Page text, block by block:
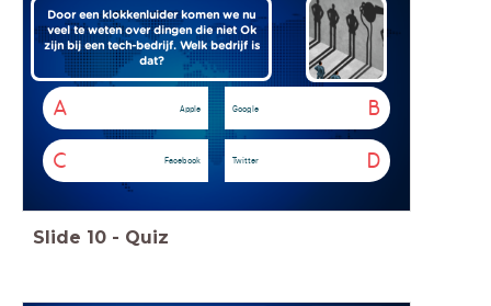
Door een klokkenluider komen we nu
veel te weten over dingen die niet Ok
zijn bij een tech-bedrijf. Welk bedrijf is
dat?
A Apple B
Google
C Facebook D
Twitter
Slide 10 - Quiz